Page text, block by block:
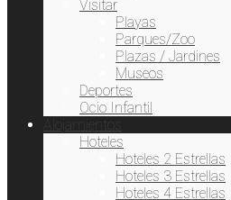
Visitar
Playas
Parques/Zoo
Plazas / Jardines
Museos
Deportes
Ocio Infantil
Alojamientos
Hoteles
Hoteles 2 Estrellas
Hoteles 3 Estrellas
Hoteles 4 Estrellas